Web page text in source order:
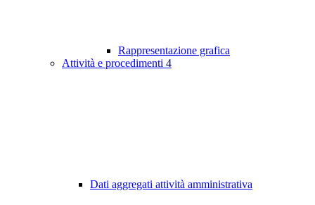
Rappresentazione grafica
Attività e procedimenti 4
Dati aggregati attività amministrativa